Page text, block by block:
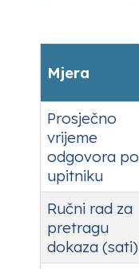
Mjera
Prosječno
vrijeme
odgovora po
upitniku
Ručni rad za
pretragu
dokaza (sati)